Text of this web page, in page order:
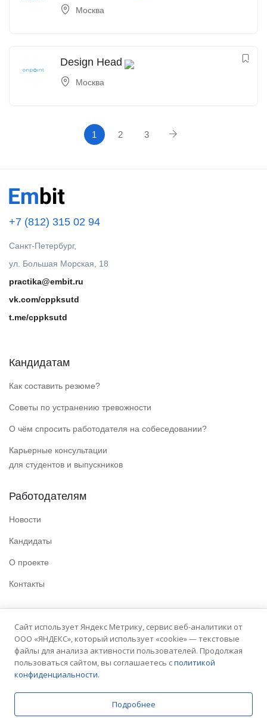
Москва
Design Head
Москва
1 2 3
+7 (812) 315 02 94
Санкт-Петербург,
ул. Большая Морская, 18
practika@embit.ru
vk.com/cppksutd
t.me/cppksutd
Кандидатам
Как составить резюме?
Советы по устранению тревожности
О чём спросить работодателя на собеседовании?
Карьерные консультации
для студентов и выпускников
Работодателям
Новости
Кандидаты
О проекте
Контакты
Политика конфиденциальности
Условия использования
Сайт университета
Сайт использует Яндекс Метрику, сервис веб-аналитики от
ООО «ЯНДЕКС», который использует «cookie» — текстовые
файлы для анализа активности пользователей. Продолжая
пользоваться сайтом, вы соглашаетесь сполитикой
конфиденциальности.
Подробнее